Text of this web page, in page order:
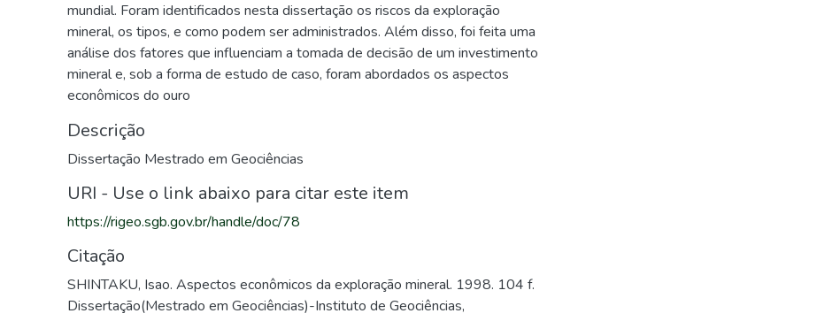
mundial. Foram identificados nesta dissertação os riscos da exploração
mineral, os tipos, e como podem ser administrados. Além disso, foi feita uma
análise dos fatores que influenciam a tomada de decisão de um investimento
mineral e, sob a forma de estudo de caso, foram abordados os aspectos
econômicos do ouro
Descrição
Dissertação Mestrado em Geociências
URI - Use o link abaixo para citar este item
https://rigeo.sgb.gov.br/handle/doc/78
Citação
SHINTAKU, Isao. Aspectos econômicos da exploração mineral. 1998. 104 f.
Dissertação(Mestrado em Geociências)-Instituto de Geociências,